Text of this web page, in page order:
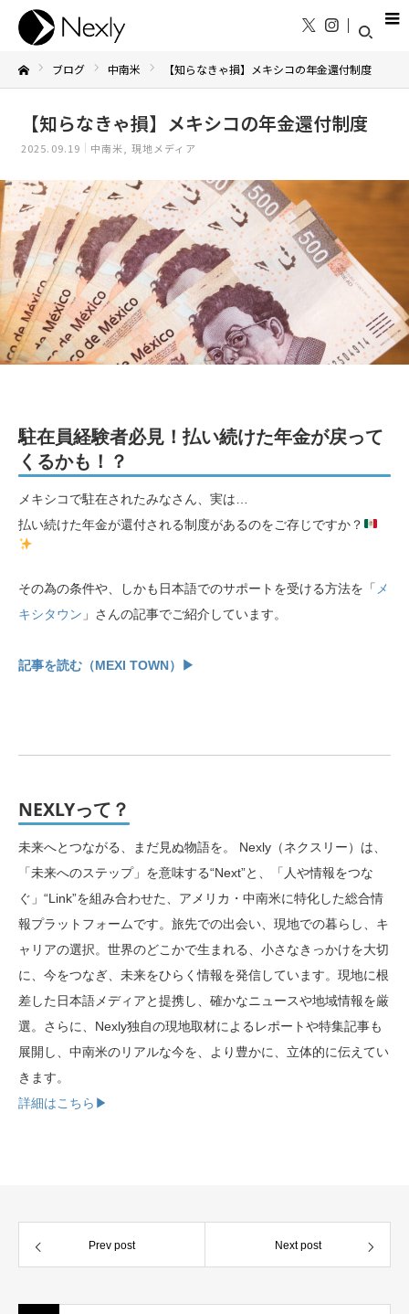
ブログ 中南米 【知らなきゃ損】メキシコの年金還付制度
【知らなきゃ損】メキシコの年金還付制度
2025.09.19 中南米 現地メディア
駐在員経験者必見！払い続けた年金が戻って
くるかも！？
メキシコで駐在されたみなさん、実は…
払い続けた年金が還付される制度があるのをご存じですか？
その為の条件や、しかも日本語でのサポートを受ける方法を「 メ
キシタウン 」さんの記事でご紹介しています。
記事を読む（MEXI TOWN）▶
NEXLYって？
未来へとつながる、まだ見ぬ物語を。 Nexly（ネクスリー）は、
「未来へのステップ」を意味する“Next”と、「人や情報をつな
ぐ」“Link”を組み合わせた、アメリカ・中南米に特化した総合情
報プラットフォームです。旅先での出会い、現地での暮らし、キ
ャリアの選択。世界のどこかで生まれる、小さなきっかけを大切
に、今をつなぎ、未来をひらく情報を発信しています。現地に根
差した日本語メディアと提携し、確かなニュースや地域情報を厳
選。さらに、Nexly独自の現地取材によるレポートや特集記事も
展開し、中南米のリアルな今を、より豊かに、立体的に伝えてい
きます。
詳細はこちら▶︎
Prev post Next post